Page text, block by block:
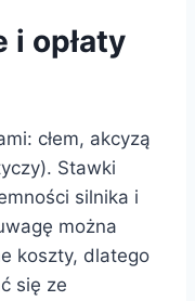
i opłaty
cłem, akcyzą
Stawki
silnika i
można
koszty, dlatego
się ze